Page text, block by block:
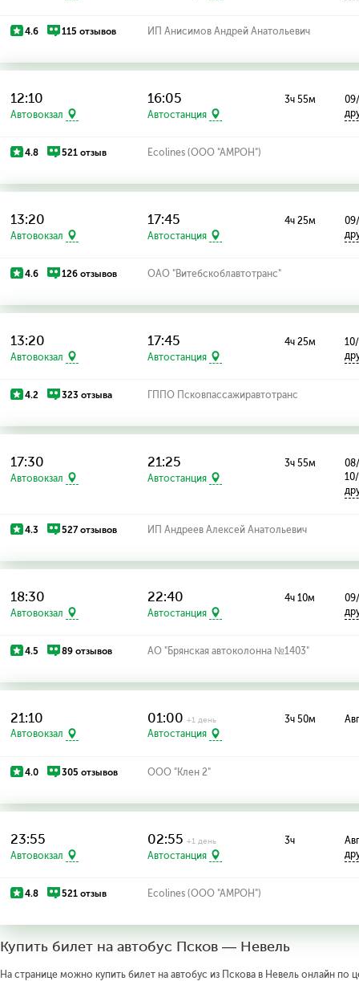
4.6 115 отзывов ИП Анисимов Андрей Анатольевич
12:10
Автовокзал
16:05
Автостанция
3ч 55м
4.8 521 отзыв Ecolines (ООО "АМРОН")
13:20
Автовокзал
17:45
Автостанция
4ч 25м
4.6 126 отзывов ОАО "Витебскоблавтотранс"
13:20
Автовокзал
17:45
Автостанция
4ч 25м
4.2 323 отзыва ГППО Псковпассажиравтотранс
17:30
Автовокзал
21:25
Автостанция
3ч 55м
4.3 527 отзывов ИП Андреев Алексей Анатольевич
18:30
Автовокзал
22:40
Автостанция
4ч 10м
4.5 89 отзывов АО "Брянская автоколонна №1403"
21:10
Автовокзал
01:00+1 день
Автостанция
3ч 50м
4.0 305 отзывов ООО "Клен 2"
23:55
Автовокзал
02:55+1 день
Автостанция
3ч
4.8 521 отзыв Ecolines (ООО "АМРОН")
Купить билет на автобус Псков — Невель
На странице можно купить билет на автобус из Пскова в Невель онлайн по